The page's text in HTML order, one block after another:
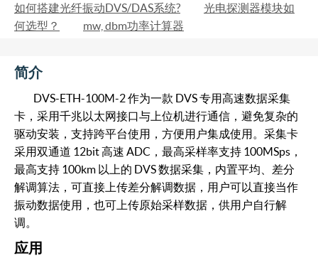
如何搭建光纤振动DVS/DAS系统?
光电探测器模块如
何选型？
mw, dbm功率计算器
简介
DVS-ETH-100M-2 作为一款 DVS 专用高速数据采集
卡，采用千兆以太网接口与上位机进行通信，避免复杂的
驱动安装，支持跨平台使用，方便用户集成使用。采集卡
采用双通道 12bit 高速 ADC，最高采样率支持 100MSps，
最高支持 100km 以上的 DVS 数据采集，内置平均、差分
解调算法，可直接上传差分解调数据，用户可以直接当作
振动数据使用，也可上传原始采样数据，供用户自行解
调。
应用